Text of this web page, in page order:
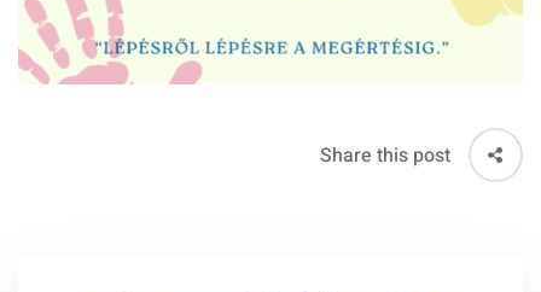
Share this post